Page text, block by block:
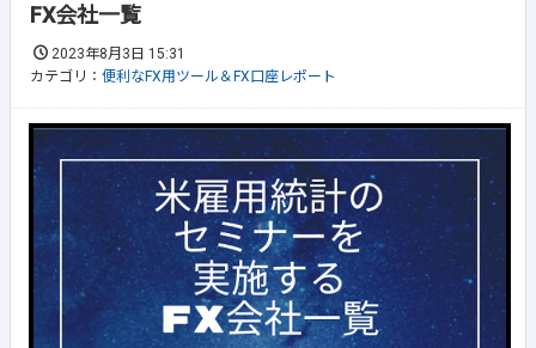
FX会社一覧
2023年8月3日 15:31
カテゴリ： 便利なFX用ツール＆FX口座レポート